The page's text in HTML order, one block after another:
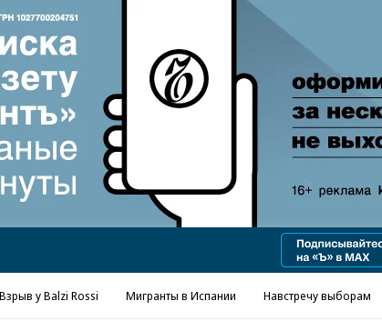
Реклама в «Ъ» www.kommersant.ru/ad
Взрыв у Balzi Rossi Мигранты в Испании Навстречу выборам